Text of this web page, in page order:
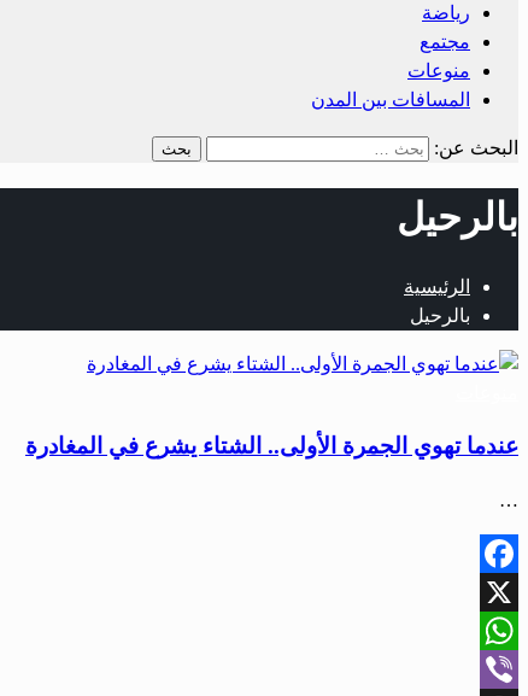
رياضة
مجتمع
منوعات
المسافات بين المدن
البحث عن:
بالرحيل
الرئيسية
بالرحيل
عندما تهوي الجمرة الأولى.. الشتاء يشرع في المغادرة
…
Facebook
X
WhatsApp